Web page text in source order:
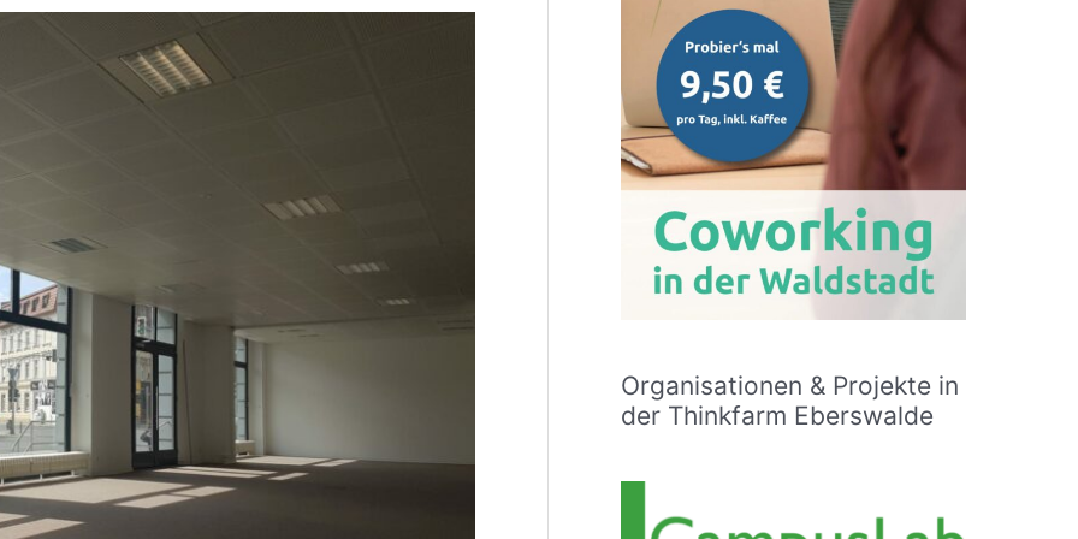
Organisationen & Projekte in
der Thinkfarm Eberswalde